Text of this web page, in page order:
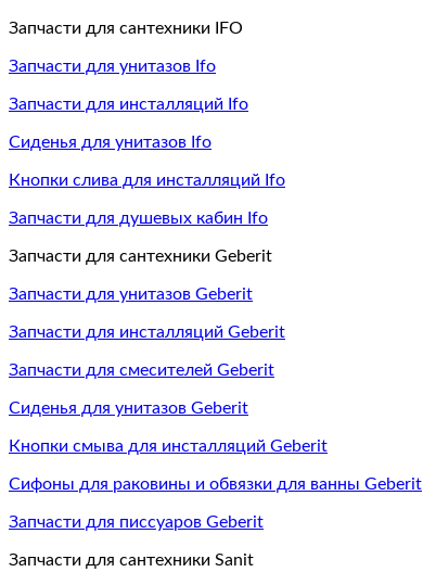
Запчасти для сантехники IFO
Запчасти для унитазов Ifo
Запчасти для инсталляций Ifo
Сиденья для унитазов Ifo
Кнопки слива для инсталляций Ifo
Запчасти для душевых кабин Ifo
Запчасти для сантехники Geberit
Запчасти для унитазов Geberit
Запчасти для инсталляций Geberit
Запчасти для смесителей Geberit
Сиденья для унитазов Geberit
Кнопки смыва для инсталляций Geberit
Сифоны для раковины и обвязки для ванны Geberit
Запчасти для писсуаров Geberit
Запчасти для сантехники Sanit